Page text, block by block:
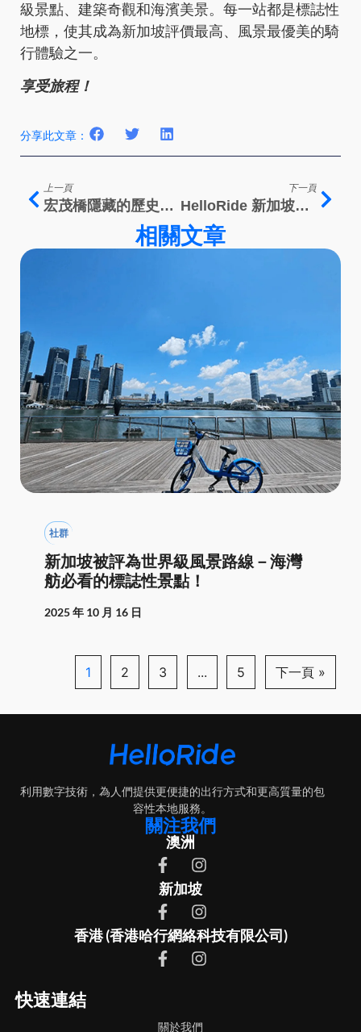
級景點、建築奇觀和海濱美景。每一站都是標誌性
地標，使其成為新加坡評價最高、風景最優美的騎
行體驗之一。
享受旅程！
分享此文章：
上一頁
宏茂橋隱藏的歷史自行車路線－中心地帶的冒險！
下一頁
HelloRide 新加坡在滨海湾金沙和东海岸公园推出全新 Explorer 自行车
相關文章
社群
新加坡被評為世界級風景路線－海灣
舫必看的標誌性景點！
2025 年 10 月 16 日
1 2 3 ... 5 下一頁 »
利用數字技術，為人們提供更便捷的出行方式和更高質量的包
容性本地服務。
關注我們
澳洲
新加坡
香港 (香港哈行網絡科技有限公司)
快速連結
關於我們